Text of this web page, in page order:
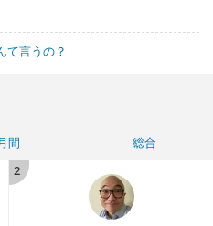
て言うの？
間
総合
2